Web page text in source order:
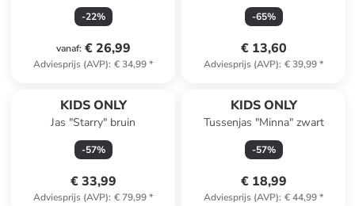
donkerblauw
-22%
vanaf: € 26,99
Adviesprijs (AVP): € 34,99*
-65%
€ 13,60
Adviesprijs (AVP): € 39,99*
KIDS ONLY
Jas "Starry" bruin
-57%
€ 33,99
Adviesprijs (AVP): € 79,99*
KIDS ONLY
Tussenjas "Minna" zwart
-57%
€ 18,99
Adviesprijs (AVP): € 44,99*